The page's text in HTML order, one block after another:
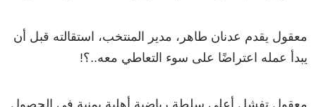
معقول يقدم عدنان طاهر، مدير المنتخب، استقالته قبل أن
يبدأ عمله اعتراضًا على سوء التعاطي معه..؟!